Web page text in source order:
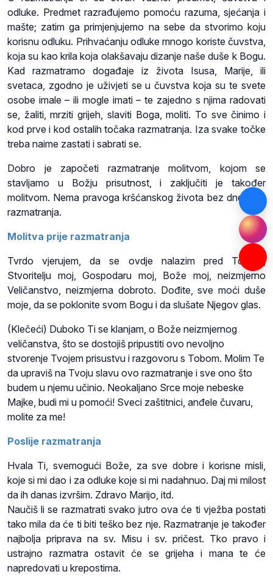
odluke. Predmet razrađujemo pomoću razuma, sjećanja i
mašte; zatim ga primjenjujemo na sebe da stvorimo koju
korisnu odluku. Prihvaćanju odluke mnogo koriste čuvstva,
koja su kao krila koja olakšavaju dizanje naše duše k Bogu.
Kad razmatramo događaje iz života Isusa, Marije, ili
svetaca, zgodno je uživjeti se u čuvstva koja su te svete
osobe imale – ili mogle imati – te zajedno s njima radovati
se, žaliti, mrziti grijeh, slaviti Boga, moliti. To sve činimo i
kod prve i kod ostalih točaka razmatranja. Iza svake točke
treba naime zastati i sabrati se.
Dobro je započeti razmatranje molitvom, kojom se
stavljamo u Božju prisutnost, i zaključiti je također
molitvom. Nema pravoga kršćanskog života bez dnevnog
razmatranja.
Molitva prije razmatranja
Tvrdo vjerujem, da se ovdje nalazim pred Tobom,
Stvoritelju moj, Gospodaru moj, Bože moj, neizmjerno
Veličanstvo, neizmjerna dobroto. Dođite, sve moći duše
moje, da se poklonite svom Bogu i da slušate Njegov glas.
(Klečeći) Duboko Ti se klanjam, o Bože neizmjernog
veličanstva, što se dostojiš pripustiti ovo nevoljno
stvorenje Tvojem prisustvu i razgovoru s Tobom. Molim Te
da upraviš na Tvoju slavu ovo razmatranje i sve ono što
budem u njemu učinio. Neokaljano Srce moje nebeske
Majke, budi mi u pomoći! Sveci zaštitnici, anđele čuvaru,
molite za me!
Poslije razmatranja
Hvala Ti, svemogući Bože, za sve dobre i korisne misli,
koje si mi dao i za odluke koje si mi nadahnuo. Daj mi milost
da ih danas izvršim. Zdravo Marijo, itd.
Naučiš li se razmatrati svako jutro ova će ti vježba postati
tako mila da će ti biti teško bez nje. Razmatranje je također
najbolja priprava na sv. Misu i sv. pričest. Tko pravo i
ustrajno razmatra ostavit će se grijeha i mana te će
napredovati u krepostima.